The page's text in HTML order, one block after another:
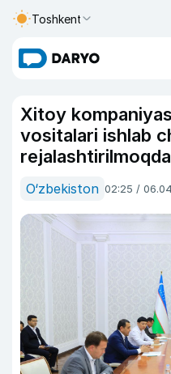
Toshkent
Xitoy
vositalari ishlab
rejalashtirilmoqda
O‘zbekiston 02:25 /